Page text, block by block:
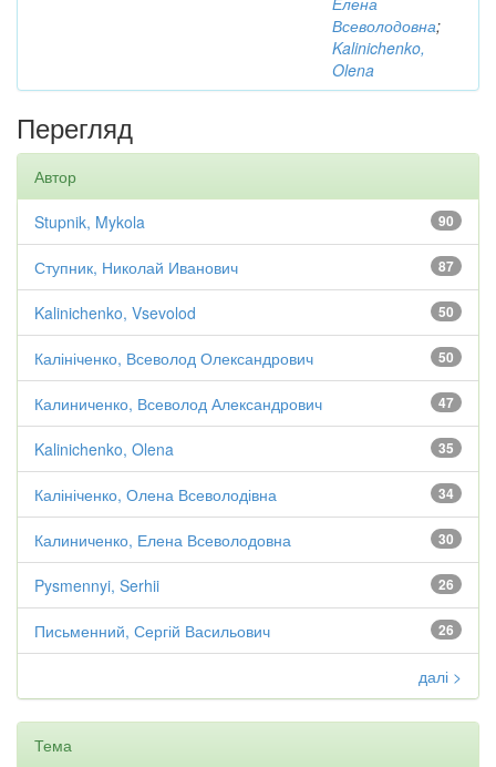
Всеволодовна;
Kalinichenko,
Olena
Перегляд
Автор
90
Stupnik, Mykola
87
Ступник, Николай Иванович
50
Kalinichenko, Vsevolod
50
Калініченко, Всеволод Олександрович
47
Калиниченко, Всеволод Александрович
35
Kalinichenko, Olena
34
Калініченко, Олена Всеволодівна
30
Калиниченко, Елена Всеволодовна
26
Pysmennyi, Serhii
26
Письменний, Сергій Васильович
далі >
Тема